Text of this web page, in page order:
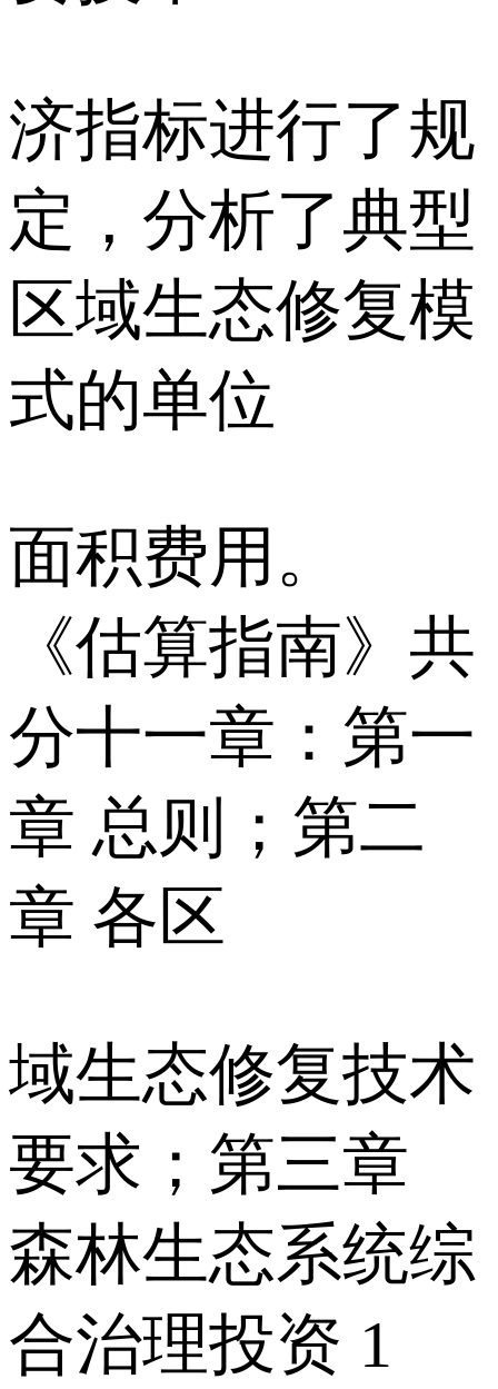
济指标进行了规
定，分析了典型
区域生态修复模
式的单位
面积费用。
《估算指南》共
分十一章：第一
章 总则；第二
章 各区
域生态修复技术
要求；第三章
森林生态系统综
合治理投资 1